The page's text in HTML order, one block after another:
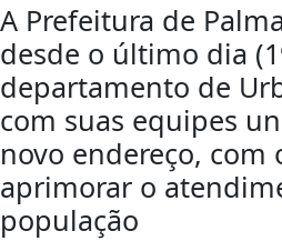
A Prefeitura de
desde o último dia
departamento de
com suas equipes
novo endereço, com
aprimorar o
população